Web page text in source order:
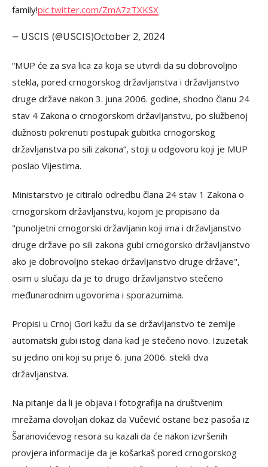
family!pic.twitter.com/ZmA7zTXKSX
— USCIS (@USCIS)October 2, 2024
“MUP će za sva lica za koja se utvrdi da su dobrovoljno
stekla, pored crnogorskog državljanstva i državljanstvo
druge države nakon 3. juna 2006. godine, shodno članu 24
stav 4 Zakona o crnogorskom državljanstvu, po službenoj
dužnosti pokrenuti postupak gubitka crnogorskog
državljanstva po sili zakona”, stoji u odgovoru koji je MUP
poslao Vijestima.
Ministarstvo je citiralo odredbu člana 24 stav 1 Zakona o
crnogorskom državljanstvu, kojom je propisano da
"punoljetni crnogorski državljanin koji ima i državljanstvo
druge države po sili zakona gubi crnogorsko državljanstvo
ako je dobrovoljno stekao državljanstvo druge države",
osim u slučaju da je to drugo državljanstvo stečeno
međunarodnim ugovorima i sporazumima.
Propisi u Crnoj Gori kažu da se državljanstvo te zemlje
automatski gubi istog dana kad je stečeno novo. Izuzetak
su jedino oni koji su prije 6. juna 2006. stekli dva
državljanstva.
Na pitanje da li je objava i fotografija na društvenim
mrežama dovoljan dokaz da Vučević ostane bez pasoša iz
Šaranovićevog resora su kazali da će nakon izvršenih
provjera informacije da je košarkaš pored crnogorskog